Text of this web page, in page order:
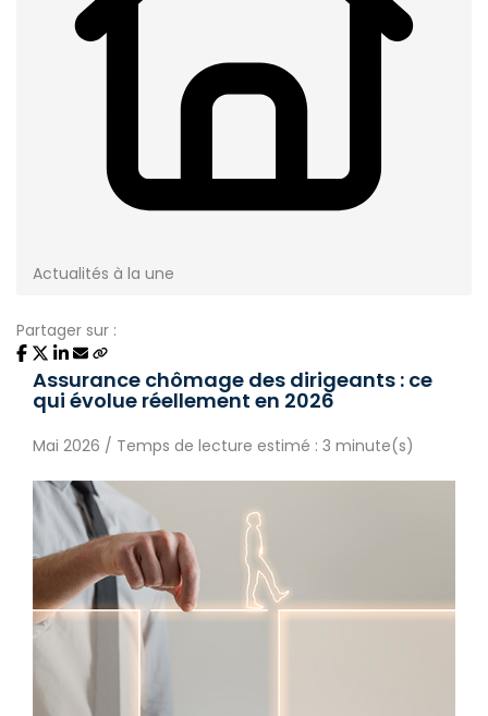
Actualités à la une
Partager sur :
Assurance chômage des dirigeants : ce
qui évolue réellement en 2026
Mai 2026 / Temps de lecture estimé : 3 minute(s)